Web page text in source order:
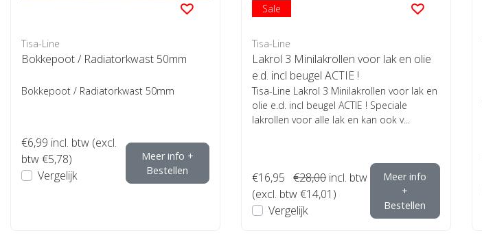
Tisa-Line
Bokkepoot / Radiatorkwast 50mm
Bokkepoot / Radiatorkwast 50mm
€6,99 incl. btw (excl.
btw €5,78)
Vergelijk
Meer info +
Bestellen
Sale
Tisa-Line
Lakrol 3 Minilakrollen voor lak en olie
e.d. incl beugel ACTIE !
Tisa-Line Lakrol 3 Minilakrollen voor lak en
olie e.d. incl beugel ACTIE ! Speciale
lakrollen voor alle lak en kan ook v...
€16,95 €28,00 incl. btw
(excl. btw €14,01)
Vergelijk
Meer info
+
Bestellen